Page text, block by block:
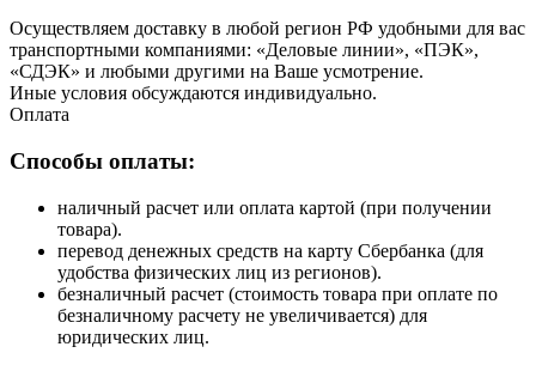
Осуществляем доставку в любой регион РФ удобными для вас
транспортными компаниями: «Деловые линии», «ПЭК»,
«СДЭК» и любыми другими на Ваше усмотрение.
Иные условия обсуждаются индивидуально.
Оплата
Способы оплаты:
наличный расчет или оплата картой (при получении
товара).
перевод денежных средств на карту Сбербанка (для
удобства физических лиц из регионов).
безналичный расчет (стоимость товара при оплате по
безналичному расчету не увеличивается) для
юридических лиц.